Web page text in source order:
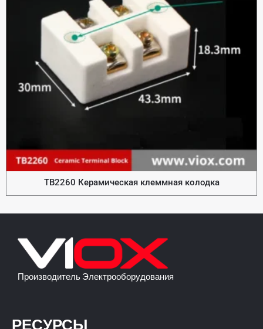
TB2260 Керамическая клеммная колодка
Производитель Электрооборудования
РЕСУРСЫ